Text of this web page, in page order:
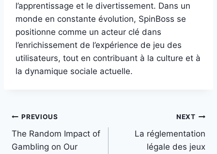
l’apprentissage et le divertissement. Dans un
monde en constante évolution, SpinBoss se
positionne comme un acteur clé dans
l’enrichissement de l’expérience de jeu des
utilisateurs, tout en contribuant à la culture et à
la dynamique sociale actuelle.
Post
navigation
PREVIOUS
The Random Impact of
Gambling on Our
NEXT
La réglementation
légale des jeux